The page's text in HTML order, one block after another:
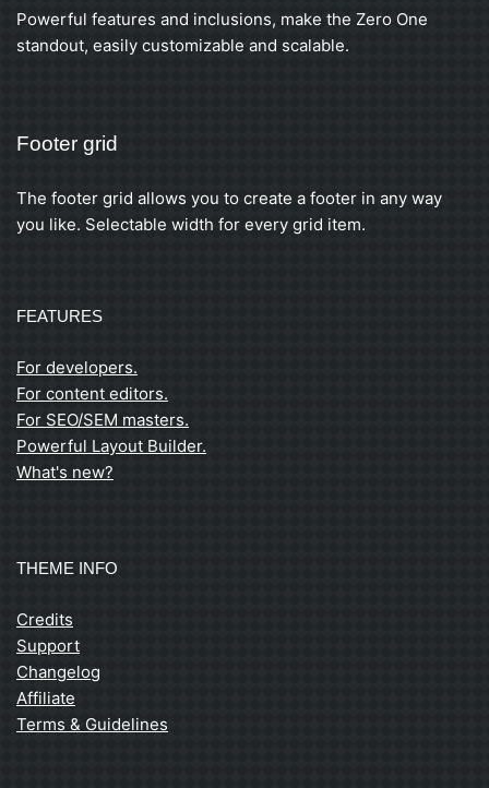
Powerful features and inclusions, make the Zero One
standout, easily customizable and scalable.
Footer grid
The footer grid allows you to create a footer in any way
you like. Selectable width for every grid item.
FEATURES
For developers.
For content editors.
For SEO/SEM masters.
Powerful Layout Builder.
What's new?
THEME INFO
Credits
Support
Changelog
Affiliate
Terms & Guidelines